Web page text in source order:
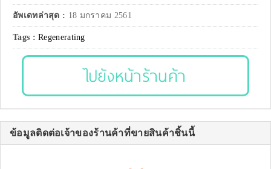
อัพเดทล่าสุด : 18 มกราคม 2561
Tags :Regenerating
ไปยังหน้าร้านค้า
ข้อมูลติดต่อเจ้าของร้านค้าที่ขายสินค้าชิ้นนี้